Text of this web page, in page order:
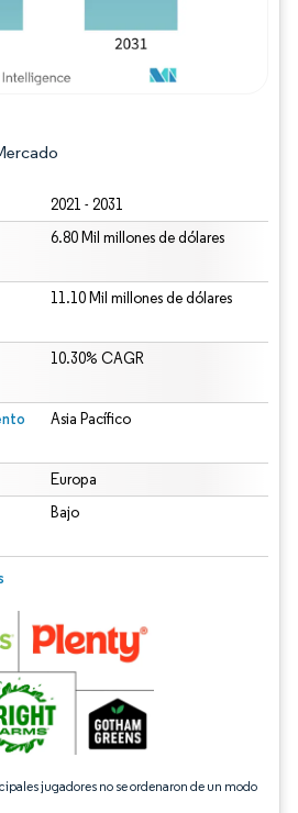
2021 - 2031
6.80 Mil millones de dólares
11.10 Mil millones de dólares
10.30% CAGR
Asia Pacífico
Europa
Bajo
jugadores no se ordenaron de un modo
El uso requiere atribución según CC BY 4.0.